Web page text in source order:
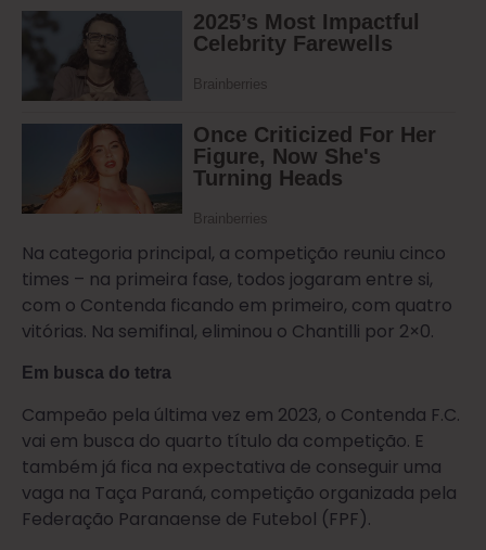
Na categoria principal, a competição reuniu cinco
times – na primeira fase, todos jogaram entre si,
com o Contenda ficando em primeiro, com quatro
vitórias. Na semifinal, eliminou o Chantilli por 2×0.
Em busca do tetra
Campeão pela última vez em 2023, o Contenda F.C.
vai em busca do quarto título da competição. E
também já fica na expectativa de conseguir uma
vaga na Taça Paraná, competição organizada pela
Federação Paranaense de Futebol (FPF).